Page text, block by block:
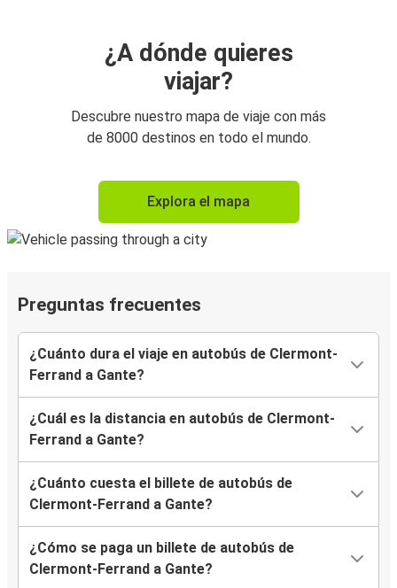
¿A dónde quieres
viajar?
Descubre nuestro mapa de viaje con más
de 8000 destinos en todo el mundo.
Explora el mapa
Preguntas frecuentes
¿Cuánto dura el viaje en autobús de Clermont-
Ferrand a Gante?
¿Cuál es la distancia en autobús de Clermont-
Ferrand a Gante?
¿Cuánto cuesta el billete de autobús de
Clermont-Ferrand a Gante?
¿Cómo se paga un billete de autobús de
Clermont-Ferrand a Gante?